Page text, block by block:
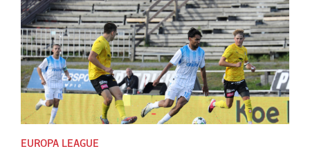
EUROPA LEAGUE